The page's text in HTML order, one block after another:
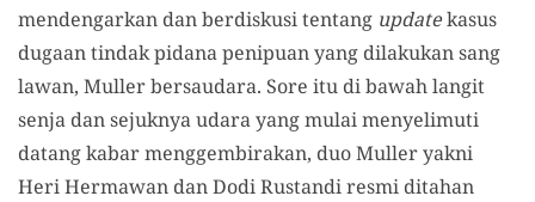
mendengarkan dan berdiskusi tentang updatekasus
dugaan tindak pidana penipuan yang dilakukan sang
lawan, Muller bersaudara. Sore itu di bawah langit
senja dan sejuknya udara yang mulai menyelimuti
datang kabar menggembirakan, duo Muller yakni
Heri Hermawan dan Dodi Rustandi resmi ditahan